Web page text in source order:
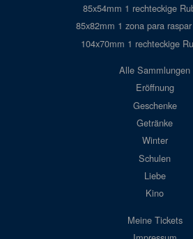
85x54mm 1 rechteckige
85x82mm 1 zona para
104x70mm 1 rechteckige
Alle Sammlungen
Eröffnung
Geschenke
Getränke
Winter
Schulen
Liebe
Kino
Meine Tickets